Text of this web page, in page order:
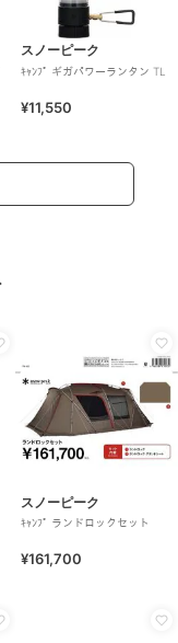
スノーピーク
ｷｬﾝﾌﾟ ギガパワーランタン TL
¥11,550
スノーピーク
ｷｬﾝﾌﾟ ランドロックセット
¥161,700